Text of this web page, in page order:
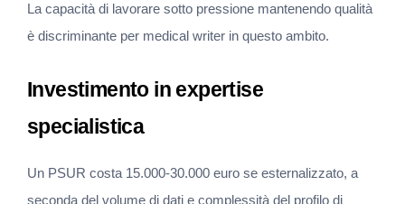
La capacità di lavorare sotto pressione mantenendo qualità
è discriminante per medical writer in questo ambito.
Investimento in expertise
specialistica
Un PSUR costa 15.000-30.000 euro se esternalizzato, a
seconda del volume di dati e complessità del profilo di